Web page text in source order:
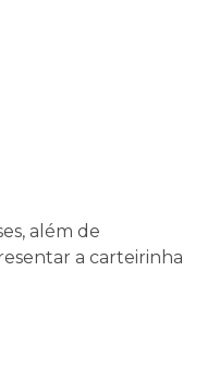
além de
a carteirinha